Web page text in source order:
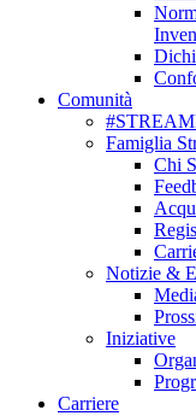
Comunità
Famiglia
Chi
Notizie &
Iniziative
Carriere